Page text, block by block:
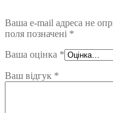
Ваша e-mail адреса не
поля позначені *
Ваша оцінка *
Ваш відгук *